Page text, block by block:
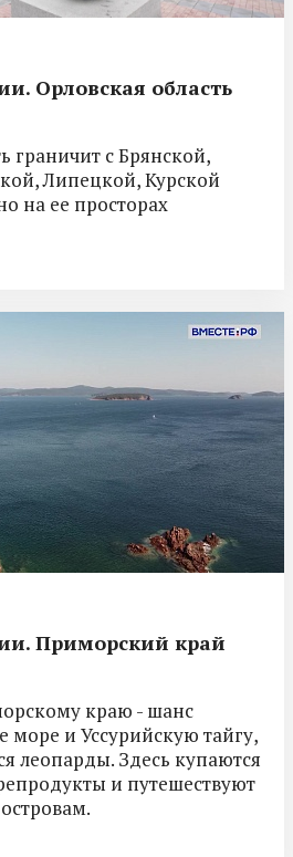
Орловская область
граничит с Брянской,
Липецкой, Курской
на ее просторах
Приморский край
краю - шанс
море и Уссурийскую тайгу,
леопарды. Здесь купаются
и путешествуют